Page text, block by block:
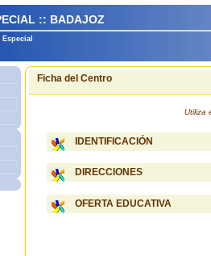
:: BADAJOZ
Ficha del Centro
Utiliza
IDENTIFICACIÓN
DIRECCIONES
OFERTA EDUCATIVA